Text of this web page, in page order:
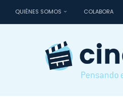
QUIÉNES SOMOS COLABORA